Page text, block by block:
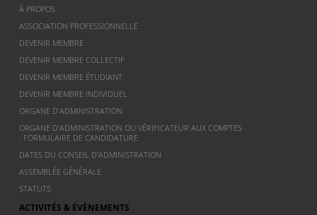
À PROPOS
ASSOCIATION PROFESSIONNELLE
DEVENIR MEMBRE
DEVENIR MEMBRE COLLECTIF
DEVENIR MEMBRE ÉTUDIANT
DEVENIR MEMBRE INDIVIDUEL
ORGANE D’ADMINISTRATION
ORGANE D’ADMINISTRATION OU VÉRIFICATEUR AUX COMPTES
: FORMULAIRE DE CANDIDATURE
DATES DU CONSEIL D’ADMINISTRATION
ASSEMBLÉE GÉNÉRALE
STATUTS
ACTIVITÉS & ÉVÈNEMENTS